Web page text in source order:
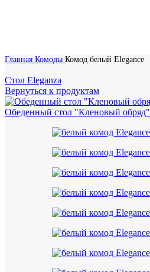
Главная Комоды Комод белый Elegance
Стол Eleganza
Вернуться к продуктам
Обеденный стол "Кленовый обряд"